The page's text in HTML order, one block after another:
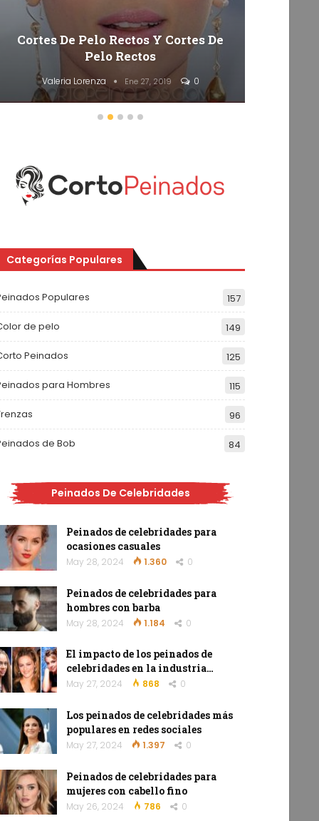
Cortes De Pelo Rectos Y Cortes De
Pelo Rectos
Valeria Lorenza Ene 27, 2019 0
Categorías Populares
Populares 157
de pelo 149
Peinados 125
para Hombres 115
96
de Bob 84
Peinados De Celebridades
Peinados de celebridades para
ocasiones casuales
May 28, 2024 1.360 0
Peinados de celebridades para
hombres con barba
May 28, 2024 1.184 0
El impacto de los peinados de
celebridades en la industria…
May 27, 2024 868 0
Los peinados de celebridades más
populares en redes sociales
May 27, 2024 1.397 0
Peinados de celebridades para
mujeres con cabello fino
May 26, 2024 786 0